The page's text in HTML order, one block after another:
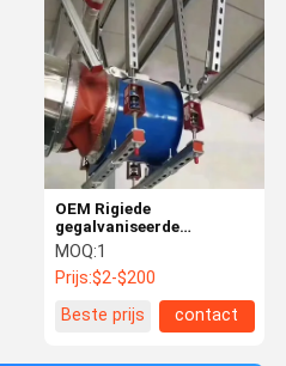
OEM Rigiede
gegalvaniseerde
seismische wandbeugel
sprinklersystemen 10000
lbs
MOQ:1
Prijs:$2-$200
Beste prijs
contact